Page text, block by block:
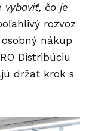
vybaviť, čo je
rozvoz
nákup
Distribúciu
držať krok s